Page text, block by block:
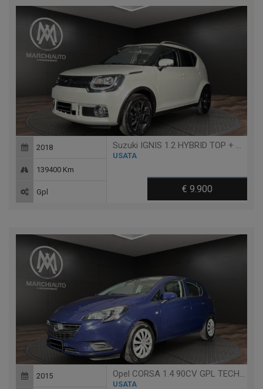
Suzuki IGNIS 1.2 HYBRID TOP + GPL
USATA
€ 9.900
2018
139400 Km
Gpl
Opel CORSA 1.4 90CV GPL TECH 5 PORTE N-JOY
USATA
2015